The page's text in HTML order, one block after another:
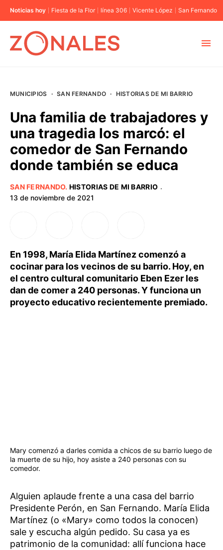
Noticias hoy Fiesta de la Flor línea 306 Vicente López San Fernando
BUENOS AIRES
PROVINCIAS
ELECCIONES 2023
MUNICIPIOS · SAN FERNANDO · HISTORIAS DE MI BARRIO
Una familia de trabajadores y
una tragedia los marcó: el
comedor de San Fernando
donde también se educa
SAN FERNANDO. HISTORIAS DE MI BARRIO ·
13 de noviembre de 2021
En 1998, María Elida Martínez comenzó a
cocinar para los vecinos de su barrio. Hoy, en
el centro cultural comunitario Eben Ezer les
dan de comer a 240 personas. Y funciona un
proyecto educativo recientemente premiado.
Mary comenzó a darles comida a chicos de su barrio luego de
la muerte de su hijo, hoy asiste a 240 personas con su
comedor.
Alguien aplaude frente a una casa del barrio
Presidente Perón, en San Fernando. María Elida
Martínez (o «Mary» como todos la conocen)
sale y escucha algún pedido. Su casa ya es
patrimonio de la comunidad: allí funciona hace